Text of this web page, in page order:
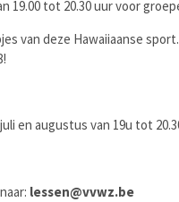
19.00 tot 20.30 uur voor
van deze Hawaiiaanse
en augustus van 19u tot
lessen@vvwz.be